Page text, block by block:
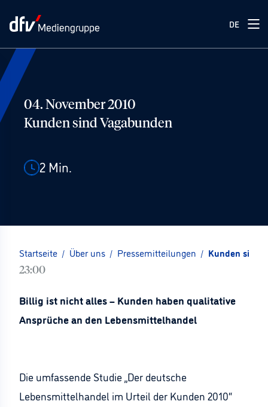
DE
04. November 2010
Kunden sind Vagabunden
2 Min.
Startseite / Über uns / Pressemitteilungen / Kunden sind
23:00
Billig ist nicht alles – Kunden haben qualitative
Ansprüche an den Lebensmittelhandel
Die umfassende Studie „Der deutsche
Lebensmittelhandel im Urteil der Kunden 2010“